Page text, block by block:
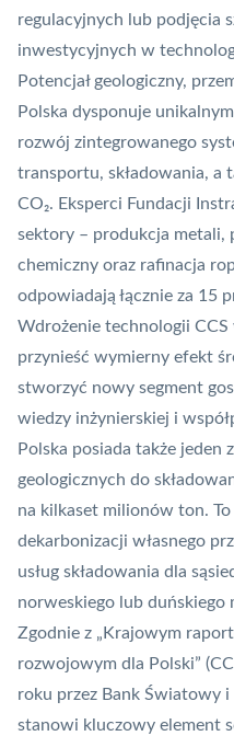
regulacyjnych lub podjęcia
inwestycyjnych w
Potencjał geologiczny,
Polska dysponuje
rozwój zintegrowanego
transportu, składowania, a
CO₂. Eksperci Fundacji
sektory – produkcja metali,
chemiczny oraz rafinacja
odpowiadają łącznie za 15
Wdrożenie technologii
przynieść wymierny efekt
stworzyć nowy segment
wiedzy inżynierskiej i
Polska posiada także jeden
geologicznych do
na kilkaset milionów ton.
dekarbonizacji własnego
usług składowania dla
norweskiego lub duńskiego
Zgodnie z „Krajowym
rozwojowym dla Polski”
roku przez Bank Światowy
stanowi kluczowy element